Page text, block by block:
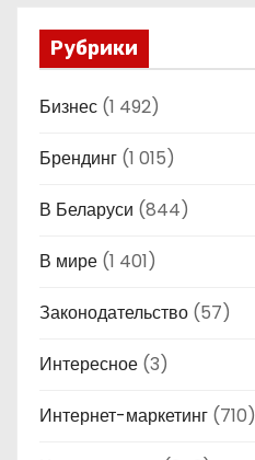
Рубрики
Бизнес (1 492)
Брендинг (1 015)
В Беларуси (844)
В мире (1 401)
Законодательство (57)
Интересное (3)
Интернет-маркетинг (710)